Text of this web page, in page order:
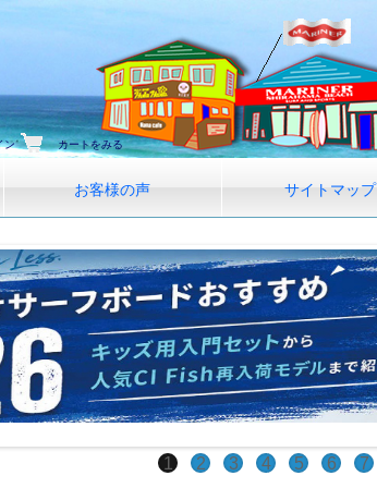
ン カートをみる
お客様の声 サイトマップ
1 2 3 4 5 6 7